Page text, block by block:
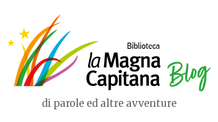
contenuto
di parole ed altre avventure